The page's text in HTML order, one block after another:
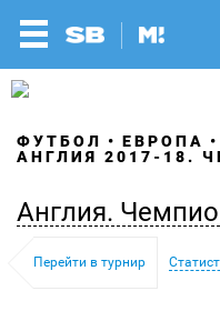
ФУТБОЛ
ЕВРОПА
АНГЛИЯ 2017-18.
Англия.
Перейти в турнир